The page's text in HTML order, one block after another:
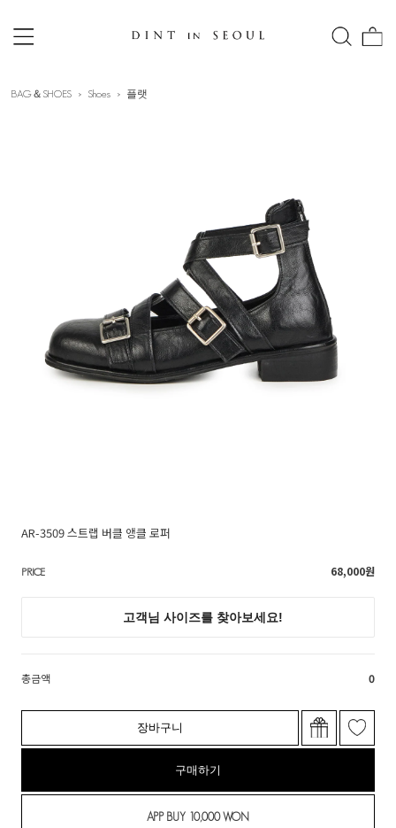
BAG＆SHOES Shoes 플랫
AR-3509 스트랩 버클 앵클 로퍼
PRICE 68,000원
총금액 0
장바구니
구매하기